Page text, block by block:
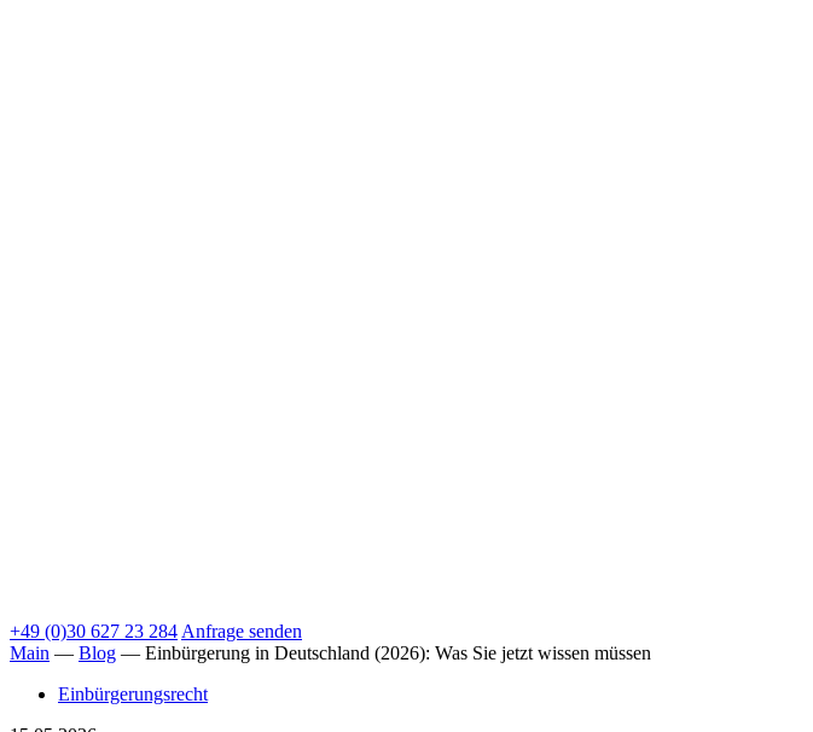
+49 (0)30 627 23 284 Anfrage senden
Main — Blog — Einbürgerung in Deutschland (2026): Was Sie jetzt wissen müssen
Einbürgerungsrecht